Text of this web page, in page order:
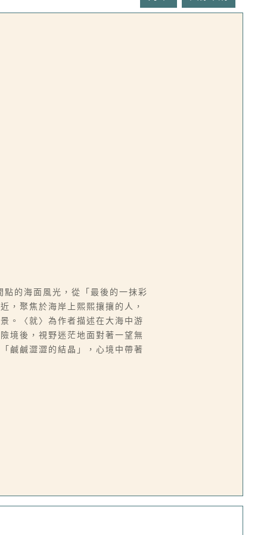
的海面風光，從「最後的一抹彩
，聚焦於海岸上熙熙攘攘的人，
。〈就〉為作者描述在大海中游
境後，視野迷茫地面對著一望無
鹹鹹澀澀的結晶」，心境中帶著